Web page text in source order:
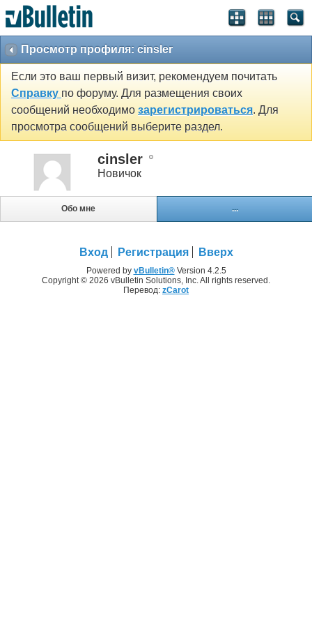
Просмотр профиля: cinsler
Если это ваш первый визит, рекомендуем почитать
Справку по форуму. Для размещения своих
сообщений необходимо зарегистрироваться. Для
просмотра сообщений выберите раздел.
cinsler
Новичок
Обо мне ...
Вход Регистрация Вверх
Powered by vBulletin®Version 4.2.5
Copyright © 2026 vBulletin Solutions, Inc. All rights reserved.
Перевод: zCarot